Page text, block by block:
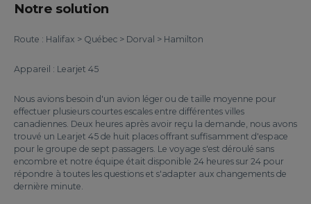
Notre solution
Route : Halifax > Québec > Dorval > Hamilton
Appareil : Learjet 45
Nous avions besoin d'un avion léger ou de taille moyenne pour
effectuer plusieurs courtes escales entre différentes villes
canadiennes. Deux heures après avoir reçu la demande, nous avons
trouvé un Learjet 45 de huit places offrant suffisamment d'espace
pour le groupe de sept passagers. Le voyage s'est déroulé sans
encombre et notre équipe était disponible 24 heures sur 24 pour
répondre à toutes les questions et s'adapter aux changements de
dernière minute.